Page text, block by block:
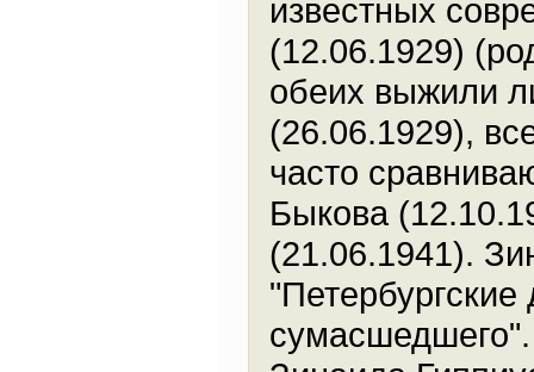
известных
(12.06.1929)
обеих выжили
(26.06.1929),
часто
Быкова
(21.06.1941).